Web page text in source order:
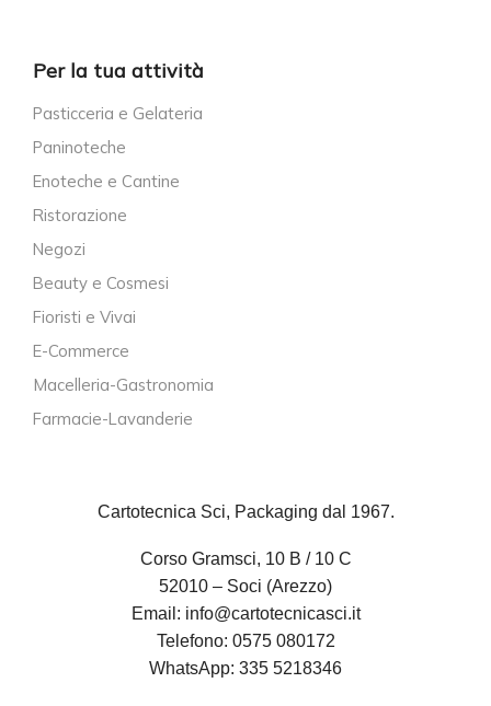
Per la tua attività
Pasticceria e Gelateria
Paninoteche
Enoteche e Cantine
Ristorazione
Negozi
Beauty e Cosmesi
Fioristi e Vivai
E-Commerce
Macelleria-Gastronomia
Farmacie-Lavanderie
Cartotecnica Sci, Packaging dal 1967.
Corso Gramsci, 10 B / 10 C
52010 – Soci (Arezzo)
Email: info@cartotecnicasci.it
Telefono: 0575 080172
WhatsApp: 335 5218346